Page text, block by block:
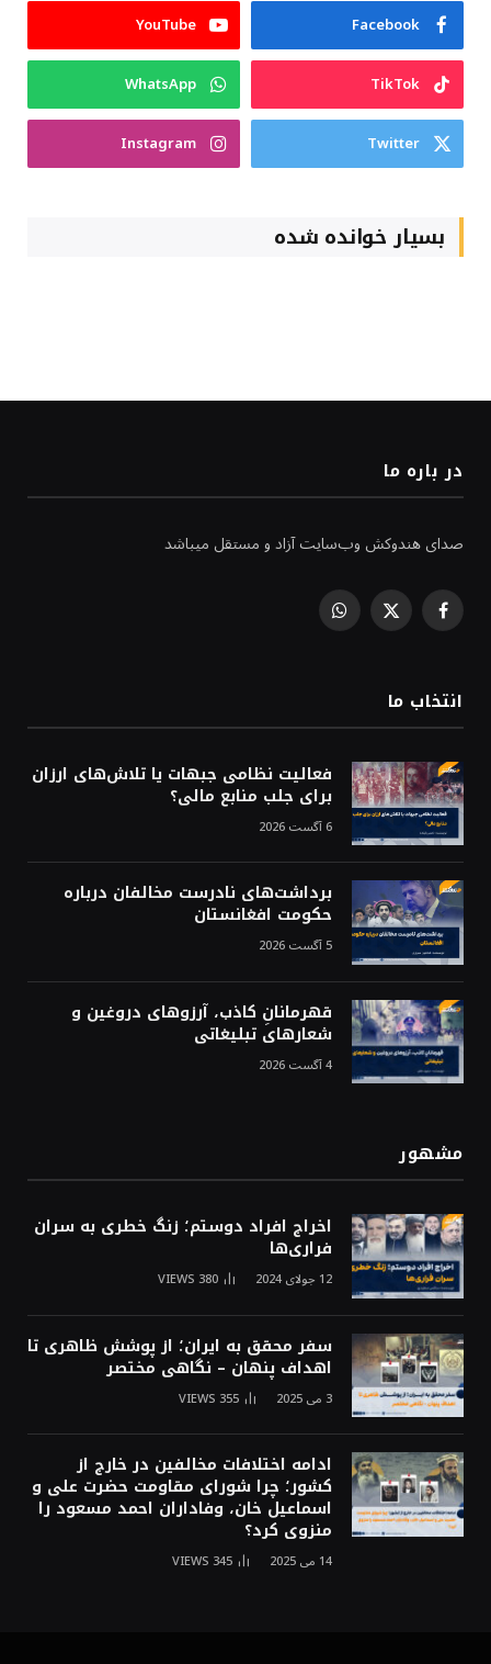
Facebook
YouTube
TikTok
WhatsApp
Twitter
Instagram
بسیار خوانده شده
در باره ما
صدای هندوکش وب‌سایت آزاد و مستقل میباشد
Facebook
X
WhatsApp
انتخاب ما
فعالیت نظامی جبهات یا تلاش‌های ارزان
برای جلب منابع مالی؟
6 آگست 2026
برداشت‌های نادرست مخالفان درباره
حکومت افغانستان
5 آگست 2026
قهرمانانِ کاذب، آرزوهای دروغین و
شعارهای تبلیغاتی
4 آگست 2026
مشهور
اخراج افراد دوستم؛ زنگ خطری به سران
فراری‌ها
12 جولای 2024 380
VIEWS
سفر محقق به ایران؛ از پوشش ظاهری تا
اهداف پنهان – نگاهی مختصر
3 می 2025 355
VIEWS
ادامه اختلافات مخالفین در خارج از
کشور؛ چرا شورای مقاومت حضرت علی و
اسماعیل خان، وفاداران احمد مسعود را
منزوی کرد؟
14 می 2025 345
VIEWS